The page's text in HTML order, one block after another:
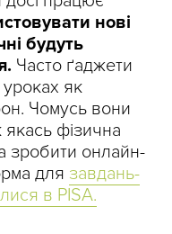
нові
будуть
Часто ґаджети
як
Чомусь вони
фізична
зробити онлайн-
для завдань-
в PISA.